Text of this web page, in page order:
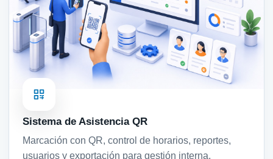
Sistema de Asistencia QR
Marcación con QR, control de horarios, reportes,
usuarios y exportación para gestión interna.